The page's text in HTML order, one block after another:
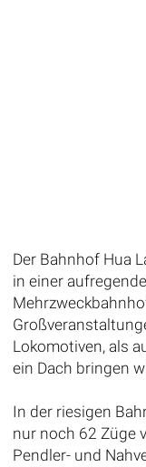
Der Bahnhof Hua
in einer
Lokomotiven, als
ein Dach bringen
In der riesigen
nur noch 62 Züge
Pendler- und